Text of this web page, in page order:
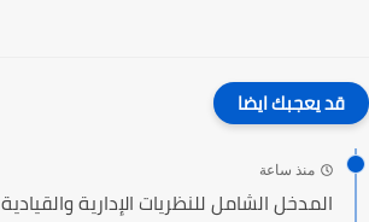
قد يعجبك ايضا
منذ ساعة
المدخل الشامل للنظريات الإدارية والقيادية